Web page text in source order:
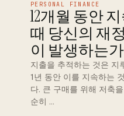
PERSONAL FINANCE
12개월 동안
때 당신의 재
이 발생하는가
지출을 추적하는 것은 지
1년 동안 이를 지속하는
다. 큰 구매를 위해 저축
순히 …